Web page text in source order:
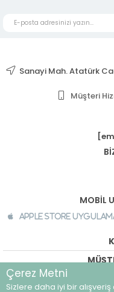
Sanayi Mah. Atatürk
Müşteri
MOBİL
Apple Store
Çerez Metni
Sizlere daha iyi bir